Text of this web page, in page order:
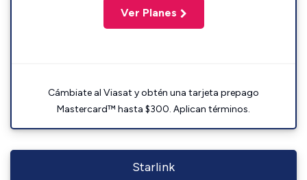
Ver Planes
Cámbiate al Viasat y obtén una tarjeta prepago
Mastercard™ hasta $300. Aplican términos.
Starlink